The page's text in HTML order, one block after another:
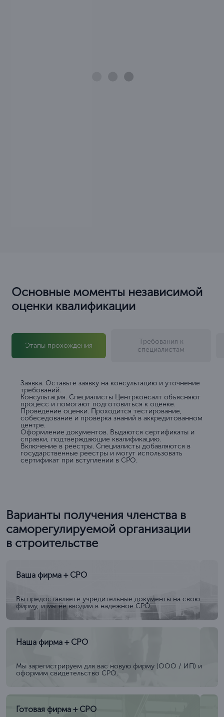
Основные моменты независимой
оценки квалификации
Этапы прохождения
Требования к
специалистам
Заявка. Оставьте заявку на консультацию и уточнение
требований.
Консультация. Специалисты Центрконсалт объясняют
процесс и помогают подготовиться к оценке.
Проведение оценки. Проходится тестирование,
собеседование и проверка знаний в аккредитованном
центре.
Оформление документов. Выдаются сертификаты и
справки, подтверждающие квалификацию.
Включение в реестры. Специалисты добавляются в
государственные реестры и могут использовать
сертификат при вступлении в СРО.
Варианты получения членства в
саморегулируемой организации
в строительстве
Ваша фирма + СРО
Вы предоставляете учредительные документы на свою
фирму, и мы ее вводим в надежное СРО.
Наша фирма + СРО
Мы зарегистрируем для вас новую фирму (ООО / ИП) и
оформим свидетельство СРО.
Готовая фирма + СРО